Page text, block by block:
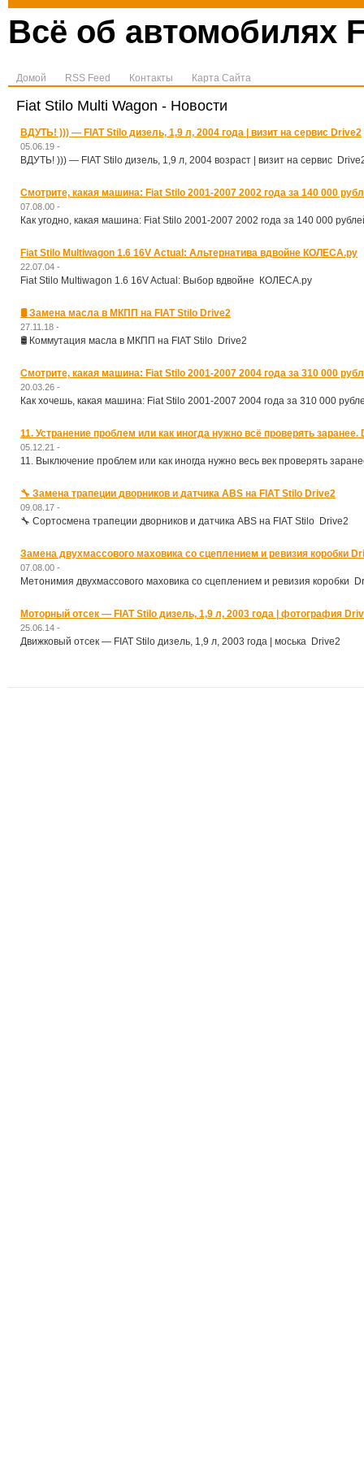
Всё об автомобилях
Домой RSS Feed Контакты Карта Сайта
Fiat Stilo Multi Wagon - Новости
ВДУТЬ! ))) — FIAT Stilo дизель, 1,9 л, 2004 года | визит на сервис Drive2
05.06.19 -
ВДУТЬ! ))) — FIAT Stilo дизель, 1,9 л, 2004 возраст | визит на сервис
Смотрите, какая машина: Fiat Stilo 2001-2007 2002 года за 140 000
07.08.00 -
Как угодно, какая машина: Fiat Stilo 2001-2007 2002 года за 140 000
Fiat Stilo Multiwagon 1.6 16V Actual: Альтернатива вдвойне КОЛЕСА.ру
22.07.04 -
Fiat Stilo Multiwagon 1.6 16V Actual: Выбор вдвойне КОЛЕСА.ру
🛢 Замена масла в МКПП на FIAT Stilo Drive2
27.11.18 -
🛢 Коммутация масла в МКПП на FIAT Stilo Drive2
Смотрите, какая машина: Fiat Stilo 2001-2007 2004 года за 310 000
20.03.26 -
Как хочешь, какая машина: Fiat Stilo 2001-2007 2004 года за 310 000
11. Устранение проблем или как иногда нужно всё проверять заранее.
05.12.21 -
11. Выключение проблем или как иногда нужно весь век проверять
🔧 Замена трапеции дворников и датчика ABS на FIAT Stilo Drive2
09.08.17 -
🔧 Сортосмена трапеции дворников и датчика ABS на FIAT Stilo Drive2
Замена двухмассового маховика со сцеплением и ревизия коробки
07.08.00 -
Метонимия двухмассового маховика со сцеплением и ревизия коробки
Моторный отсек — FIAT Stilo дизель, 1,9 л, 2003 года | фотография
25.06.14 -
Движковый отсек — FIAT Stilo дизель, 1,9 л, 2003 года | моська Drive2